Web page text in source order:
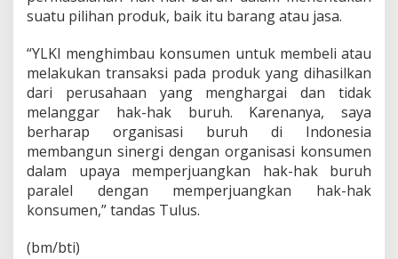
i
a
i
K
n
s
u
m
e
n
suatu pilihan produk, baik itu barang atau jasa.
“YLKI menghimbau konsumen untuk membeli atau
melakukan transaksi pada produk yang dihasilkan
dari perusahaan yang menghargai dan tidak
melanggar hak-hak buruh. Karenanya, saya
berharap organisasi buruh di Indonesia
membangun sinergi dengan organisasi konsumen
dalam upaya memperjuangkan hak-hak buruh
paralel dengan memperjuangkan hak-hak
konsumen,” tandas Tulus.
(bm/bti)